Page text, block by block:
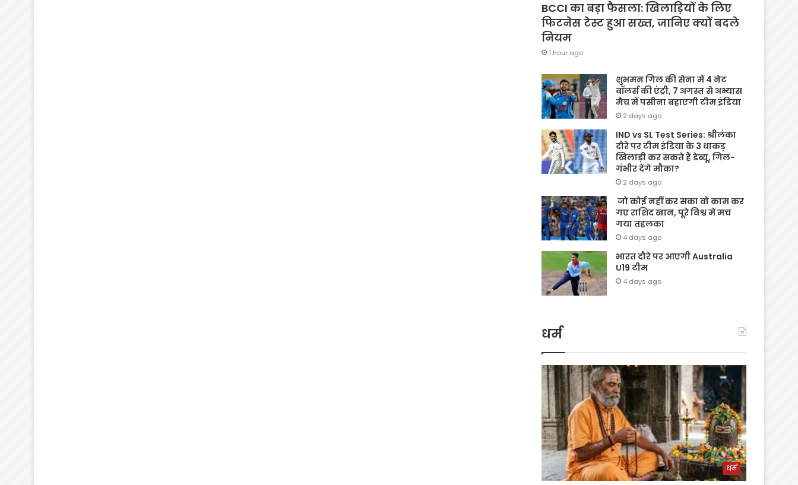
BCCI का बड़ा फैसला: खिलाड़ियों के लिए
फिटनेस टेस्ट हुआ सख्त, जानिए क्यों बदले
नियम
1 hour ago
शुभमन गिल की सेना में 4 नेट
बॉलर्स की एंट्री, 7 अगस्त से अभ्यास
मैच में पसीना बहाएगी टीम इंडिया
2 days ago
IND vs SL Test Series: श्रीलंका
दौरे पर टीम इंडिया के 3 धाकड़
खिलाड़ी कर सकते हैं डेब्यू, गिल-
गंभीर देंगे मौका?
2 days ago
जो कोई नहीं कर सका वो काम कर
गए राशिद खान, पूरे विश्व में मच
गया तहलका
4 days ago
भारत दौरे पर आएगी Australia
U19 टीम
4 days ago
धर्म
धर्म